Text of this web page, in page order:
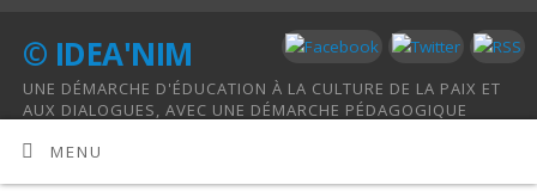
© IDEA'NIM
UNE DÉMARCHE D'ÉDUCATION À LA CULTURE DE LA PAIX ET
AUX DIALOGUES, AVEC UNE DÉMARCHE PÉDAGOGIQUE
MENU